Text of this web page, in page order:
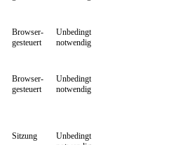
Browser-
gesteuert
Unbedingt
notwendig
Browser-
gesteuert
Unbedingt
notwendig
Sitzung
Unbedingt